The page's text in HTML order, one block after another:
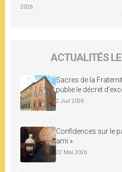
2026
ACTUALITÉS
Sacres de la
publie le décret
2 Juil 2026
Confidences sur le
ami »
22 Mai 2026